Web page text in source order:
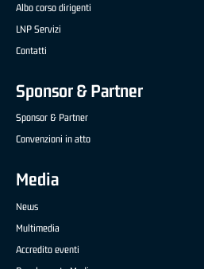
Albo corso dirigenti
LNP Servizi
Contatti
Sponsor & Partner
Sponsor & Partner
Convenzioni in atto
Media
News
Multimedia
Accredito eventi